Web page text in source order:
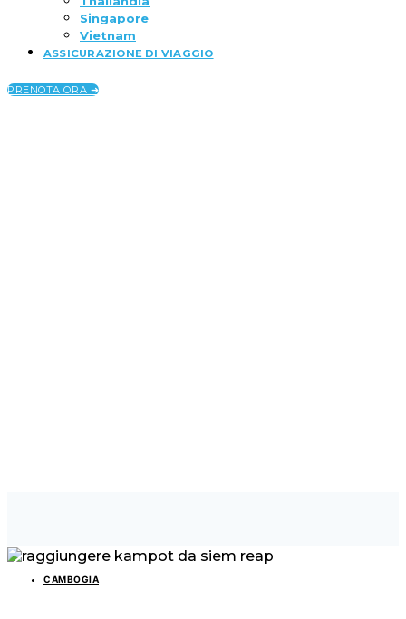
Singapore
Vietnam
ASSICURAZIONE DI VIAGGIO
PRENOTA ORA ➜
CAMBOGIA